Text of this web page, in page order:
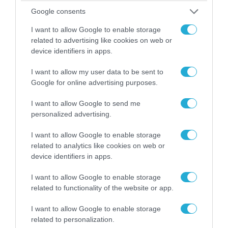
Google consents
I want to allow Google to enable storage
related to advertising like cookies on web or
device identifiers in apps.
I want to allow my user data to be sent to
Google for online advertising purposes.
I want to allow Google to send me
personalized advertising.
I want to allow Google to enable storage
related to analytics like cookies on web or
device identifiers in apps.
I want to allow Google to enable storage
related to functionality of the website or app.
I want to allow Google to enable storage
related to personalization.
ομολόγου του, υπουργού Εξωτερικών Laurent
Fabius. Στο πλαίσιο της επίσκεψης, αύριο, Δευτέρα 4
Φεβρουαρίου 2013, ο υπουργός Εξωτερικών θα έχει
διαβουλεύσεις στο γαλλικό Υπουργείο Εξωτερικών με
τον κ. Laurent Fabius. Νωρίτερα, θα έχει συνάντηση
Ο Δ.Αβραμόπουλος συμμετείχε στη
διάσκεψη Μονάχου για την ασφάλεια
Το Σάββατο, με τον υπουργό Εξωτερικών του
Αζερμπαϊτζάν Έλμαρ Μαμαντιάροφ, τον